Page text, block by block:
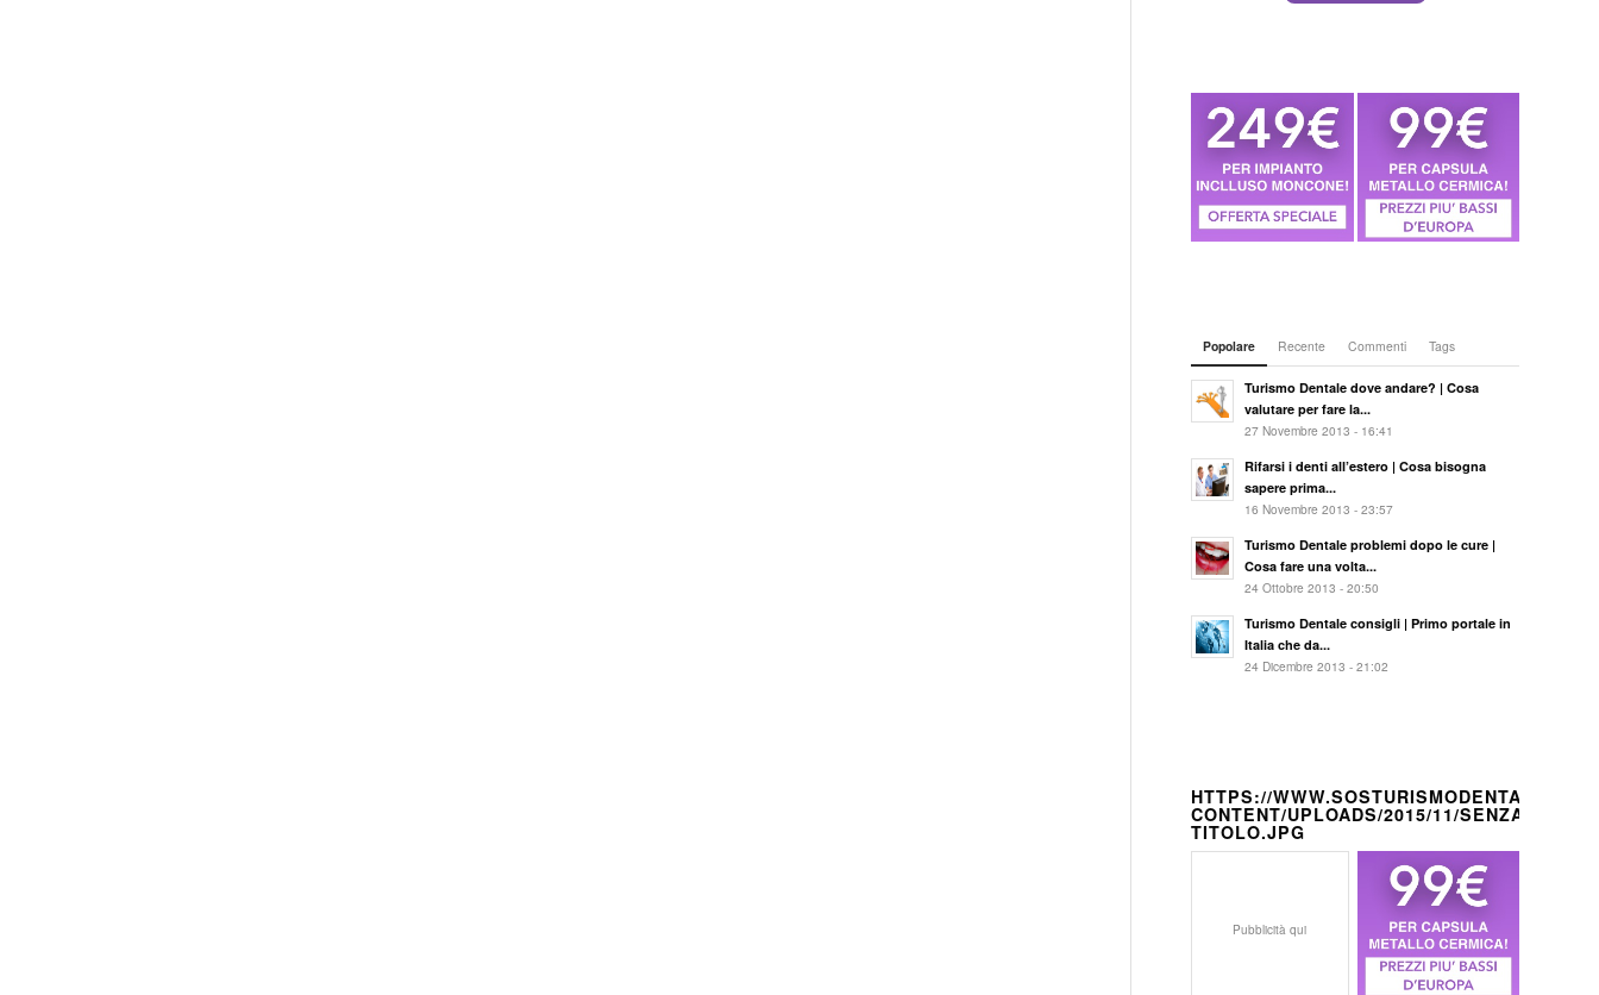
Popolare Recente Commenti Tags
Turismo Dentale dove andare? | Cosa
valutare per fare la...
27 Novembre 2013 - 16:41
Rifarsi i denti all’estero | Cosa bisogna
sapere prima...
16 Novembre 2013 - 23:57
Turismo Dentale problemi dopo le cure |
Cosa fare una volta...
24 Ottobre 2013 - 20:50
Turismo Dentale consigli | Primo portale in
Italia che da...
24 Dicembre 2013 - 21:02
HTTPS://WWW.SOSTURISMODENTALE.IT/
CONTENT/UPLOADS/2015/11/SENZA-
TITOLO.JPG
Pubblicità qui